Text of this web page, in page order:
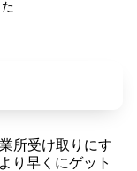
所受け取りにす
り早くにゲット